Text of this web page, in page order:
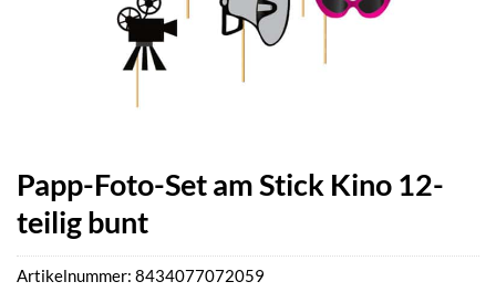
Papp-Foto-Set am Stick Kino 12-
teilig bunt
Artikelnummer: 8434077072059